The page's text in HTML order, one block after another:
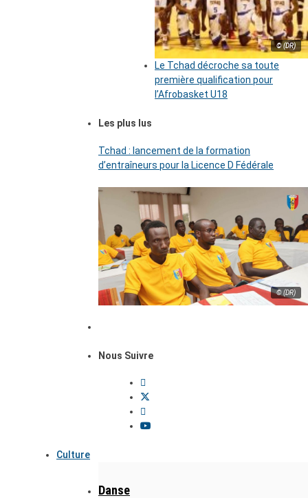
© (DR)
Le Tchad décroche sa toute
première qualification pour
l’Afrobasket U18
Les plus lus
Tchad : lancement de la formation
d’entraîneurs pour la Licence D Fédérale
© (DR)
Nous Suivre
Culture
Danse